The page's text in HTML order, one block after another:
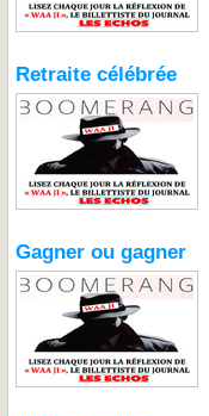
Retraite célébrée
Gagner ou gagner